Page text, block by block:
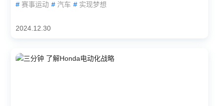
# 赛事运动 # 汽车 # 实现梦想
2024.12.30